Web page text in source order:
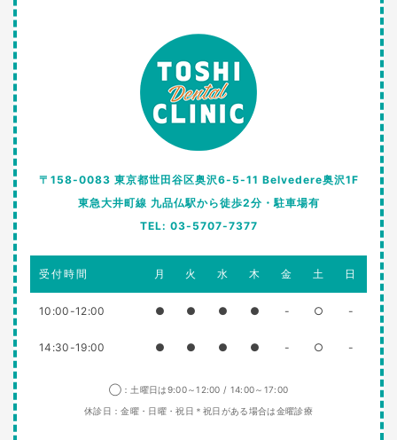
〒158-0083 東京都世田谷区奥沢6-5-11 Belvedere奥沢1F
東急大井町線 九品仏駅から徒歩2分・駐車場有
TEL: 03-5707-7377
受付時間 月 火 水 木 金 土 日
10:00-12:00 ● ● ● ● - ○ -
14:30-19:00 ● ● ● ● - ○ -
◯：土曜日は9:00～12:00 / 14:00～17:00
休診日：金曜・日曜・祝日＊祝日がある場合は金曜診療